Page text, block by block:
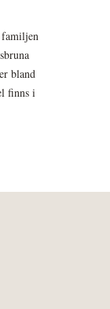
bland
finns i